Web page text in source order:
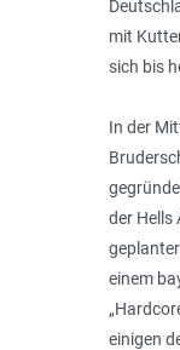
mit
sich bis
In der
der Hells
einem
einigen